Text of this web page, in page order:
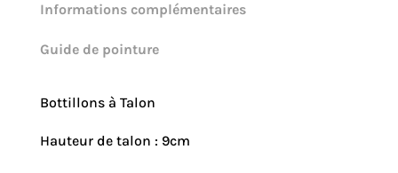
Informations complémentaires
Guide de pointure
Bottillons à Talon
Hauteur de talon : 9cm